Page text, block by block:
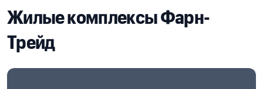
Жилые комплексы Фарн-
Трейд